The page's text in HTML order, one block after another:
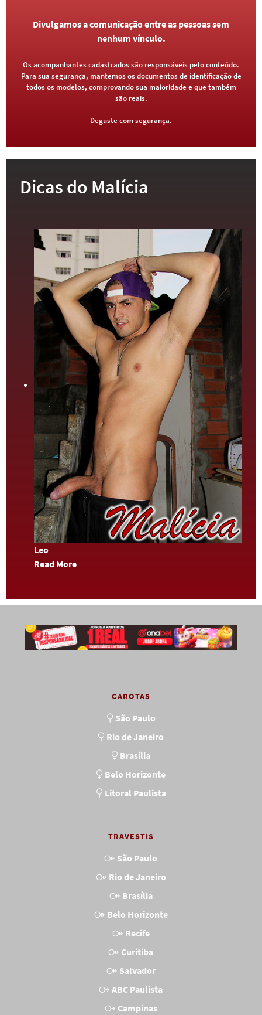
Divulgamos a comunicação entre as pessoas sem
nenhum vínculo.
Os acompanhantes cadastrados são responsáveis pelo conteúdo.
Para sua segurança, mantemos os documentos de identificação de
todos os modelos, comprovando sua maioridade e que também
são reais.
Deguste com segurança.
Dicas do Malícia
Leo
Read More
GAROTAS
São Paulo
Rio de Janeiro
Brasília
Belo Horizonte
Litoral Paulista
TRAVESTIS
São Paulo
Rio de Janeiro
Brasília
Belo Horizonte
Recife
Curitiba
Salvador
ABC Paulista
Campinas